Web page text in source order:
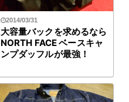
2014/03/31
大容量バックを求めるなら
NORTH FACE ベースキャ
ンプダッフルが最強！